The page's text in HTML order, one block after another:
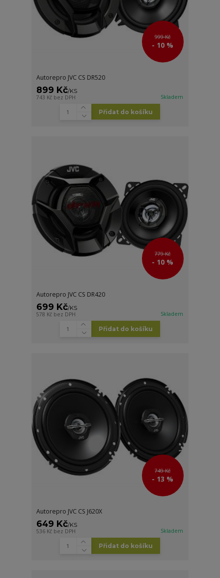
999 Kč
- 10 %
Autorepro JVC CS DR520
899 Kč/KS
743 Kč bez DPH Skladem
Přidat do košíku
779 Kč
- 10 %
Autorepro JVC CS DR420
699 Kč/KS
578 Kč bez DPH Skladem
Přidat do košíku
749 Kč
- 13 %
Autorepro JVC CS J620X
649 Kč/KS
536 Kč bez DPH Skladem
Přidat do košíku